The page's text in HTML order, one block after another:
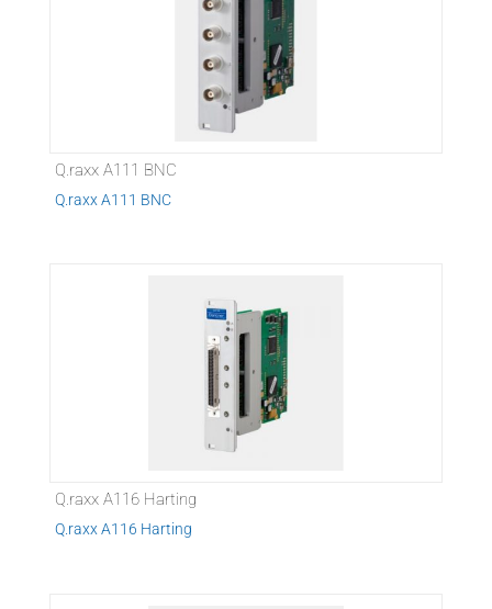
Q.raxx A111 BNC
Q.raxx A111 BNC
Q.raxx A116 Harting
Q.raxx A116 Harting